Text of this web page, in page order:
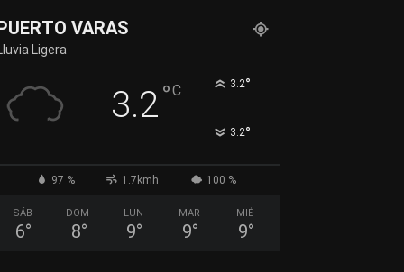
VARAS
Lluvia Ligera
3.2°C 3.2°
3.2°
97 % 1.7kmh 100 %
SÁB
6°
DOM
8°
LUN
9°
MAR
9°
MIÉ
9°